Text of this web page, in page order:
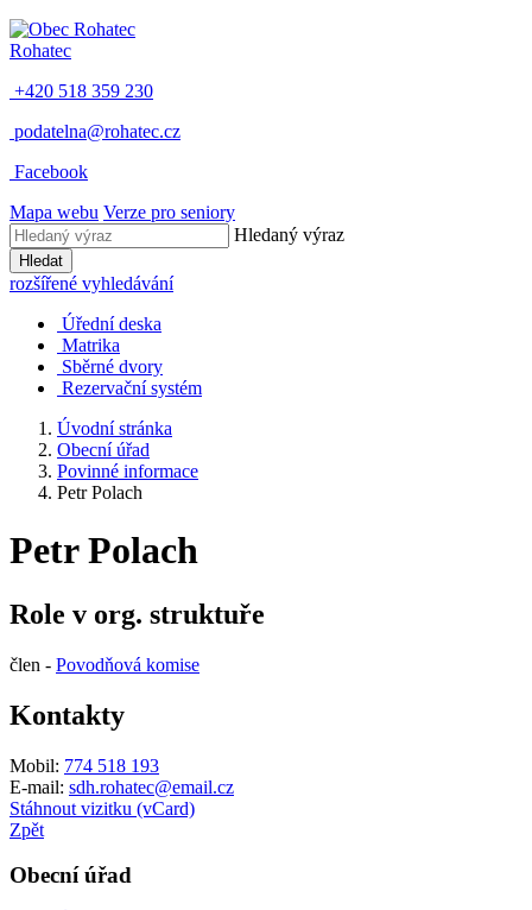
Rohatec
+420 518 359 230
podatelna@rohatec.cz
Facebook
Mapa webu Verze pro seniory
Hledaný výraz
Hledat
rozšířené vyhledávání
Úřední deska
Matrika
Sběrné dvory
Rezervační systém
Úvodní stránka
Obecní úřad
Povinné informace
Petr Polach
Petr Polach
Role v org. struktuře
člen - Povodňová komise
Kontakty
Mobil: 774 518 193
E-mail: sdh.rohatec@email.cz
Stáhnout vizitku (vCard)
Zpět
Obecní úřad